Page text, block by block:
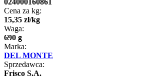
024000160861
Cena za kg:
15,35 zł/kg
Waga:
690 g
Marka:
DEL MONTE
Sprzedawca:
Frisco S.A.